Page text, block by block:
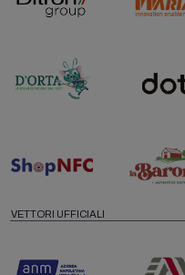
VETTORI UFFICIALI